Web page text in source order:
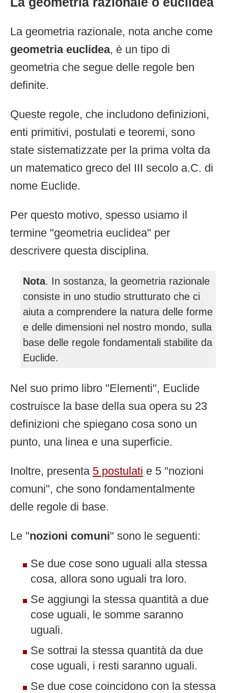
La geometria razionale, nota anche come
geometria euclidea, è un tipo di
geometria che segue delle regole ben
definite.
Queste regole, che includono definizioni,
enti primitivi, postulati e teoremi, sono
state sistematizzate per la prima volta da
un matematico greco del III secolo a.C. di
nome Euclide.
Per questo motivo, spesso usiamo il
termine "geometria euclidea" per
descrivere questa disciplina.
Nota. In sostanza, la geometria razionale
consiste in uno studio strutturato che ci
aiuta a comprendere la natura delle forme
e delle dimensioni nel nostro mondo, sulla
base delle regole fondamentali stabilite da
Euclide.
Nel suo primo libro "Elementi", Euclide
costruisce la base della sua opera su 23
definizioni che spiegano cosa sono un
punto, una linea e una superficie.
Inoltre, presenta 5 postulati e 5 "nozioni
comuni", che sono fondamentalmente
delle regole di base.
Le "nozioni comuni" sono le seguenti:
Se due cose sono uguali alla stessa
cosa, allora sono uguali tra loro.
Se aggiungi la stessa quantità a due
cose uguali, le somme saranno
uguali.
Se sottrai la stessa quantità da due
cose uguali, i resti saranno uguali.
Se due cose coincidono con la stessa